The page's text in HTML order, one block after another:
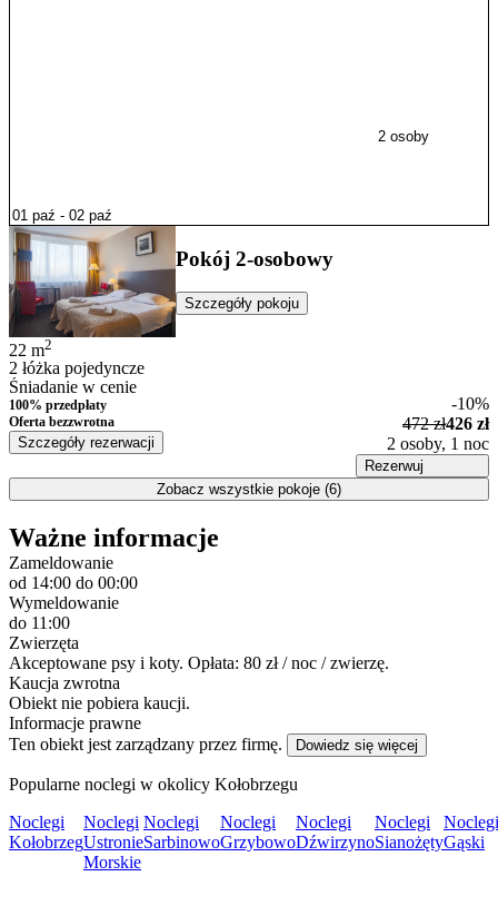
2 osoby
Pokój 2-osobowy
Szczegóły pokoju
22 m2
2 łóżka pojedyncze
Śniadanie w cenie
100% przedpłaty
Oferta bezzwrotna
Szczegóły rezerwacji
-10%
472 zł426 zł
2 osoby, 1 noc
Rezerwuj
Zobacz wszystkie pokoje (6)
Ważne informacje
Zameldowanie
od 14:00 do 00:00
Wymeldowanie
do 11:00
Zwierzęta
Akceptowane psy i koty. Opłata: 80 zł / noc / zwierzę.
Kaucja zwrotna
Obiekt nie pobiera kaucji.
Informacje prawne
Ten obiekt jest zarządzany przez firmę.
Dowiedz się więcej
Popularne noclegi w okolicy Kołobrzegu
Noclegi
Kołobrzeg
Noclegi
Ustronie
Morskie
Noclegi
Sarbinowo
Noclegi
Grzybowo
Noclegi
Dźwirzyno
Noclegi
Sianożęty
Noclegi
Gąski